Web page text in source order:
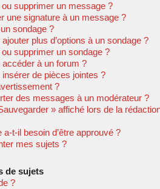
supprimer un message ?
une signature à un message ?
sondage ?
plus d’options à un sondage ?
supprimer un sondage ?
accéder à un forum ?
de pièces jointes ?
?
des messages à un modérateur ?
» affiché lors de la
t-il besoin d’être approuvé ?
mes sujets ?
de sujets
?